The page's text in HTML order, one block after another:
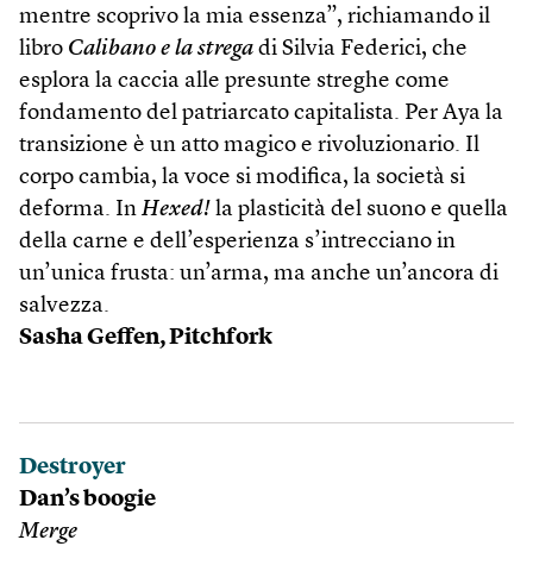
mentre scoprivo la mia essenza”, richiamando il
libro Calibano e la strega di Silvia Federici, che
esplora la caccia alle presunte streghe come
fondamento del patriarcato capitalista. Per Aya la
transizione è un atto magico e rivoluzionario. Il
corpo cambia, la voce si modifica, la società si
deforma. In Hexed! la plasticità del suono e quella
della carne e dell’esperienza s’intrecciano in
un’unica frusta: un’arma, ma anche un’ancora di
salvezza.
Sasha Geffen, Pitchfork
Destroyer
Dan’s boogie
Merge